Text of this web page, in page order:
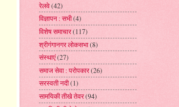
रेलवे(42)
विज्ञापन : सभी(4)
विशेष समाचार(117)
श्रीगंगानगर लोकसभा(8)
संस्थाएं(27)
समाज सेवा : परोपकार(26)
सरस्वती नदी(1)
सामयिकी तीखे तेवर(94)